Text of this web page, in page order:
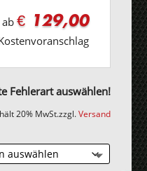
ab € 129,00
Fehlerart auswählen!
20% MwSt.zzgl.Versand